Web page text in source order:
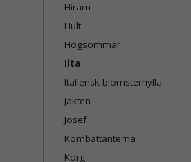
Hiram
Hult
Högsommar
Ilta
Italiensk blomsterhylla
Jakten
Josef
Kombattanterna
Korg